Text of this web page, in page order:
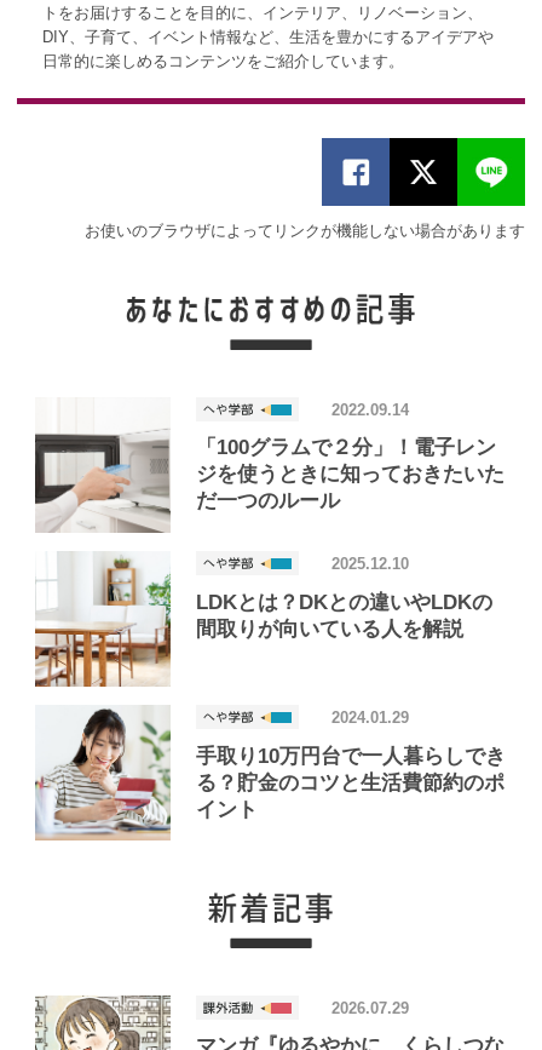
トをお届けすることを目的に、インテリア、リノベーション、
DIY、子育て、イベント情報など、生活を豊かにするアイデアや
日常的に楽しめるコンテンツをご紹介しています。
お使いのブラウザによってリンクが機能しない場合があります
「100グラムで２分」！電子レン
ジを使うときに知っておきたいた
だ一つのルール
2022.09.14
LDKとは？DKとの違いやLDKの
間取りが向いている人を解説
2025.12.10
手取り10万円台で一人暮らしでき
る？貯金のコツと生活費節約のポ
イント
2024.01.29
2026.07.29